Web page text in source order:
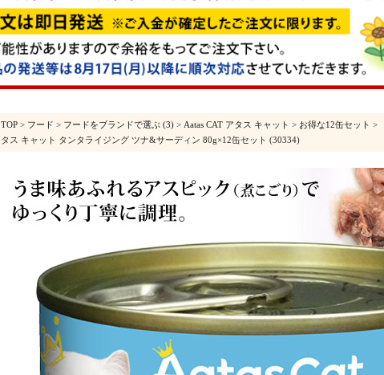
TOP > フード > フードをブランドで選ぶ (3) > Aatas CAT アタス キャット > お得な12缶セット >
タス キャット タンタライジング ツナ&サーディン 80g×12缶セット (30334)